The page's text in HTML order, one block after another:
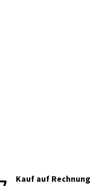
Kauf auf